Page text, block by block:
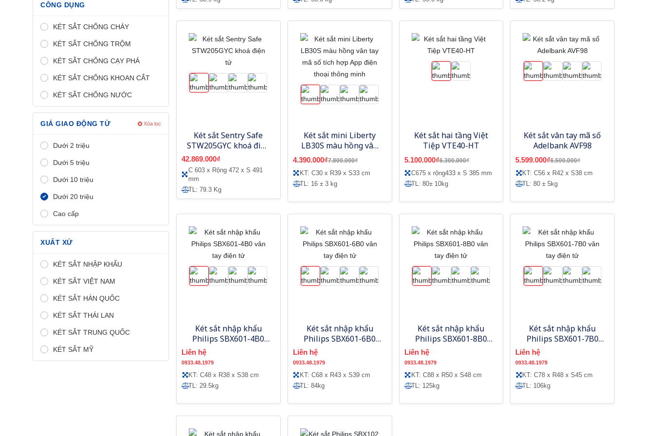
CÔNG DỤNG
KÉT SẮT CHỐNG CHÁY
KÉT SẮT CHỐNG TRỘM
KÉT SẮT CHỐNG CẠY PHÁ
KÉT SẮT CHỐNG KHOAN CẮT
KÉT SẮT CHỐNG NƯỚC
GIÁ GIAO ĐỘNG TỪ Xóa lọc
Dưới 2 triệu
Dưới 5 triệu
Dưới 10 triệu
Dưới 20 triệu
Cao cấp
XUẤT XỨ
KÉT SẮT NHẬP KHẨU
KÉT SẮT VIỆT NAM
KÉT SẮT HÀN QUỐC
KÉT SẮT THÁI LAN
KÉT SẮT TRUNG QUỐC
KÉT SẮT MỸ
Két sắt Sentry Safe
STW205GYC khoá điện
42.869.000₫
C 603 x Rộng 472 x S 491
mm
TL: 79.3 Kg
Két sắt mini Liberty
LB30S màu hồng vân
tay mã số tích hợp App
điện thoại thông minh
4.390.000₫7.800.000₫
KT: C30 x R39 x S33 cm
TL: 16 ± 3 kg
Két sắt hai tầng Việt
Tiệp VTE40-HT
5.100.000₫6.300.000₫
C675 x rộng433 x S 385 mm
TL: 80± 10kg
Két sắt vân tay mã số
Adelbank AVF98
5.599.000₫6.500.000₫
KT: C56 x R42 x S38 cm
TL: 80 ± 5kg
Két sắt nhập khẩu
Philips SBX601-4B0
vân tay điện tử
Liên hệ
0933.48.1979
KT: C48 x R38 x S38 cm
TL: 29.5kg
Két sắt nhập khẩu
Philips SBX601-6B0
vân tay điện tử
Liên hệ
0933.48.1979
KT: C68 x R43 x S39 cm
TL: 84kg
Két sắt nhập khẩu
Philips SBX601-8B0
vân tay điện tử
Liên hệ
0933.48.1979
KT: C88 x R50 x S48 cm
TL: 125kg
Két sắt nhập khẩu
Philips SBX601-7B0
vân tay điện tử
Liên hệ
0933.48.1979
KT: C78 x R48 x S45 cm
TL: 106kg